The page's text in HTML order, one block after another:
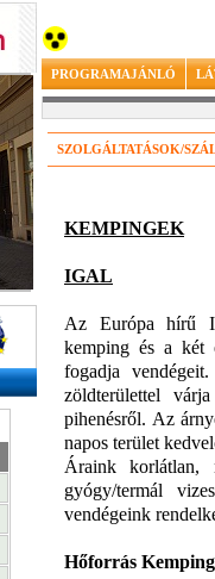
PROGRAMAJÁNLÓ
SZOLGÁLTATÁSOK/
KEMPINGEK
IGAL
Az Európa hírű
kemping és a két
fogadja
zöldterülettel
pihenésről. Az
napos terület
Áraink korlátlan,
gyógy/termál
vendégeink
Hőforrás Kemping